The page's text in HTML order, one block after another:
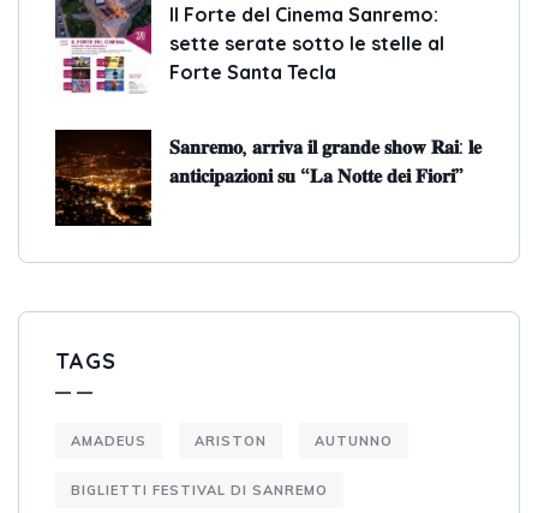
Il Forte del Cinema Sanremo:
sette serate sotto le stelle al
Forte Santa Tecla
𝐒𝐚𝐧𝐫𝐞𝐦𝐨, 𝐚𝐫𝐫𝐢𝐯𝐚 𝐢𝐥 𝐠𝐫𝐚𝐧𝐝𝐞 𝐬𝐡𝐨𝐰 𝐑𝐚𝐢: 𝐥𝐞
𝐚𝐧𝐭𝐢𝐜𝐢𝐩𝐚𝐳𝐢𝐨𝐧𝐢 𝐬𝐮 “𝐋𝐚 𝐍𝐨𝐭𝐭𝐞 𝐝𝐞𝐢 𝐅𝐢𝐨𝐫𝐢”
TAGS
AMADEUS ARISTON AUTUNNO
BIGLIETTI FESTIVAL DI SANREMO